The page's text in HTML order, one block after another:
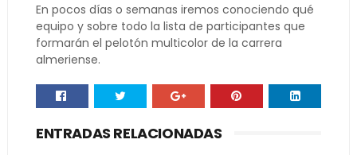
En pocos días o semanas iremos conociendo qué
equipo y sobre todo la lista de participantes que
formarán el pelotón multicolor de la carrera
almeriense.
ENTRADAS RELACIONADAS